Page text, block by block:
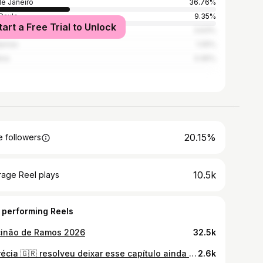
Janeiro
36.76%
9.35%
Horizonte
a Free Trial to Unlock
followers 20.15%
Reel plays 10.5k
performing Reels
de Ramos 2026 32.5k
a Grécia 🇬🇷 resolveu deixar esse capítulo ainda mais especial 💍💍💍💍❤️❤️❤️❤️❤️ AAAHHHH 🧿🧿🧿 2.6k